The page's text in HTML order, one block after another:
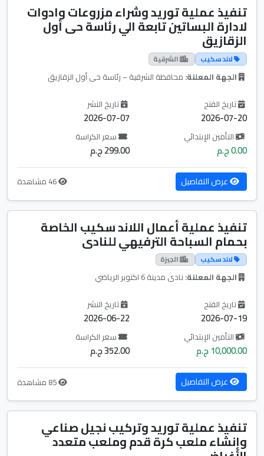
تنفيذ عملية توريد وشراء مزروعات وادوات
لادارة البساتين تابعة الي رئاسة حى أول
الزقازيق
لاند سكيب الشرقية
الجهة المعلنة: محافظة الشرقية – رئاسة حى أول الزقازيق
تاريخ الفتح
2026-07-20
تاريخ النشر
2026-07-07
التأمين الإبتدائي
0.00 ج.م
سعر الكراسة
299.00 ج.م
عرض التفاصيل
تنفيذ عملية أعمال اللاند سكيب الخاصة
بحمام السباحة الترفيهي للنادى
لاند سكيب الجيزة
الجهة المعلنة: نادى مدينة 6 اكتوبر الرياضي
تاريخ الفتح
2026-07-19
تاريخ النشر
2026-06-22
التأمين الإبتدائي
10,000.00 ج.م
سعر الكراسة
352.00 ج.م
عرض التفاصيل
تنفيذ عملية توريد وتركيب نجيل صناعي
وإنشاء ملعب كرة قدم وملعب متعدد